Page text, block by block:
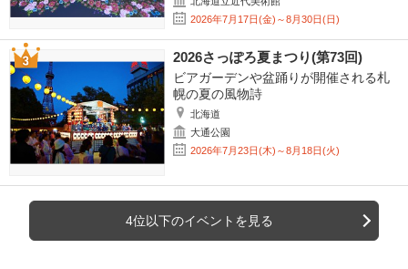
2026年7月17日(金)～8月30日(日)
2026さっぽろ夏まつり(第73回)
ビアガーデンや盆踊りが開催される札
幌の夏の風物詩
北海道
大通公園
2026年7月23日(木)～8月18日(火)
4位以下のイベントを見る